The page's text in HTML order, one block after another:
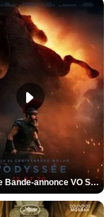
L'Odyssée Bande-annonce VO STFR